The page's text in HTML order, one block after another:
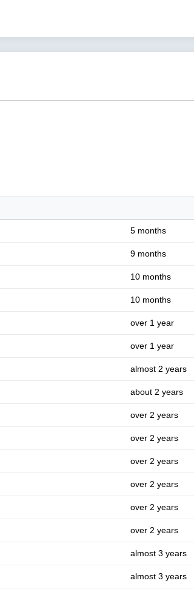
5 months
9 months
10 months
10 months
over 1 year
over 1 year
almost 2 years
about 2 years
over 2 years
over 2 years
over 2 years
over 2 years
over 2 years
over 2 years
almost 3 years
almost 3 years